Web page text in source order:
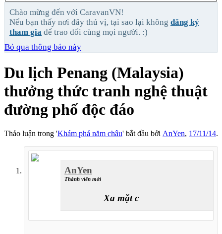
Chào mừng đến với CaravanVN!
Nếu bạn thấy nơi đây thú vị, tại sao lại không đăng ký
tham gia để trao đổi cùng mọi người. :)
Bỏ qua thông báo này
Du lịch Penang (Malaysia)
thưởng thức tranh nghệ thuật
đường phố độc đáo
Thảo luận trong 'Khám phá năm châu' bắt đầu bởi AnYen, 17/11/14.
AnYen
Thành viên mới
Xa mặt cách lòng...